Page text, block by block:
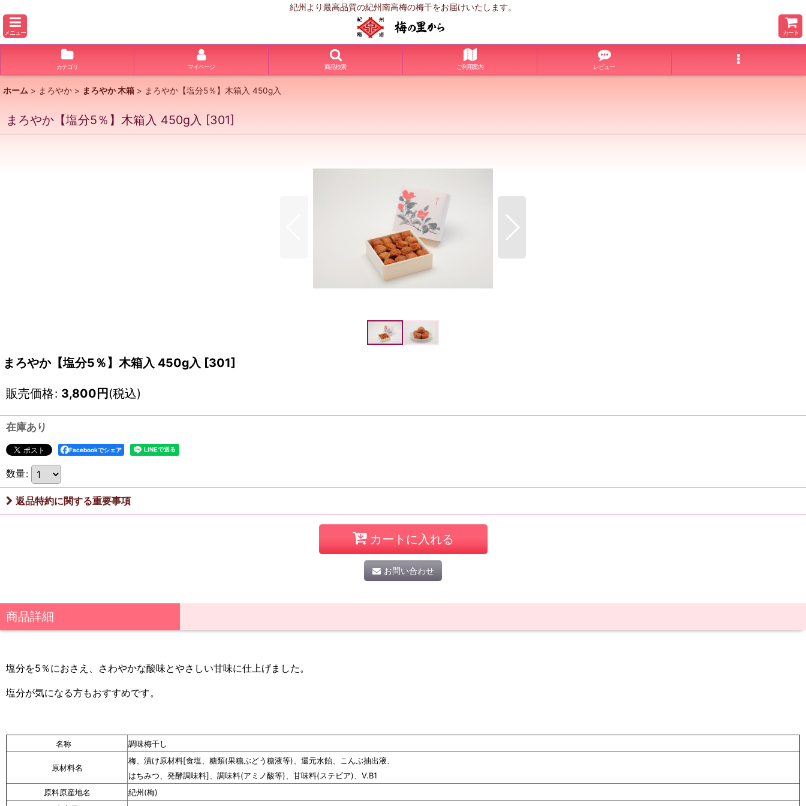
紀州より最高品質の紀州南高梅の梅干をお届けいたします。
メニュー カート
カテゴリ マイページ 商品検索 ご利用案内 レビュー
ホーム > まろやか > まろやか 木箱 > まろやか【塩分5％】木箱入 450g入
まろやか【塩分5％】木箱入 450g入 [301]
まろやか【塩分5％】木箱入 450g入 [301]
販売価格: 3,800 円 (税込)
在庫あり
Facebookでシェア
数量:
返品特約に関する重要事項
カートに入れる
お問い合わせ
商品詳細
塩分を5％におさえ、さわやかな酸味とやさしい甘味に仕上げました。
塩分が気になる方もおすすめです。
名称 調味梅干し
原材料名
梅、漬け原材料[食塩、糖類(果糖ぶどう糖液等)、還元水飴、こんぶ抽出液、
はちみつ、発酵調味料]、調味料(アミノ酸等)、甘味料(ステビア)、V.B1
原料原産地名
紀州(梅)